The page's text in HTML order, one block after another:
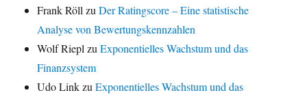
Frank Röll zuDer Ratingscore – Eine statistische
Analyse von Bewertungskennzahlen
Wolf Riepl zuExponentielles Wachstum und das
Finanzsystem
Udo LinkzuExponentielles Wachstum und das